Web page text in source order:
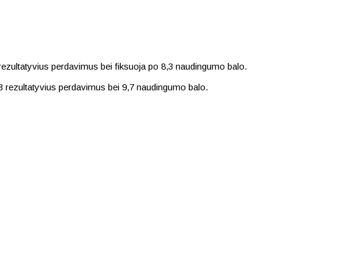
perdavimus bei fiksuoja po 8,3 naudingumo balo.
perdavimus bei 9,7 naudingumo balo.